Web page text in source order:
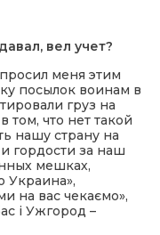
вел учет?
меня этим
посылок воинам в
груз на
том, что нет такой
нашу страну на
гордости за наш
мешках,
Украина»,
на вас чекаємо»,
і Ужгород –